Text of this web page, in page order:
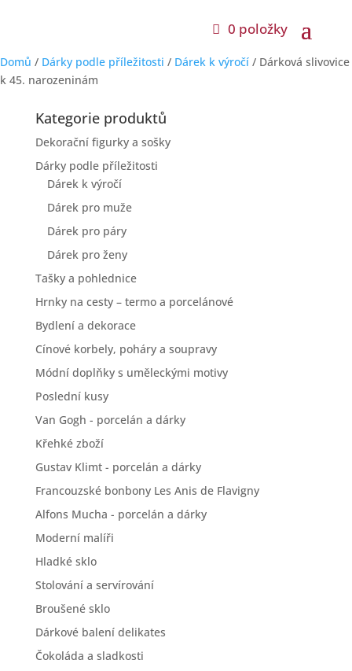
0 položky
Domů / Dárky podle příležitosti / Dárek k výročí / Dárková slivovice
k 45. narozeninám
Kategorie produktů
Dekorační figurky a sošky
Dárky podle příležitosti
Dárek k výročí
Dárek pro muže
Dárek pro páry
Dárek pro ženy
Tašky a pohlednice
Hrnky na cesty – termo a porcelánové
Bydlení a dekorace
Cínové korbely, poháry a soupravy
Módní doplňky s uměleckými motivy
Poslední kusy
Van Gogh - porcelán a dárky
Křehké zboží
Gustav Klimt - porcelán a dárky
Francouzské bonbony Les Anis de Flavigny
Alfons Mucha - porcelán a dárky
Moderní malíři
Hladké sklo
Stolování a servírování
Broušené sklo
Dárkové balení delikates
Čokoláda a sladkosti